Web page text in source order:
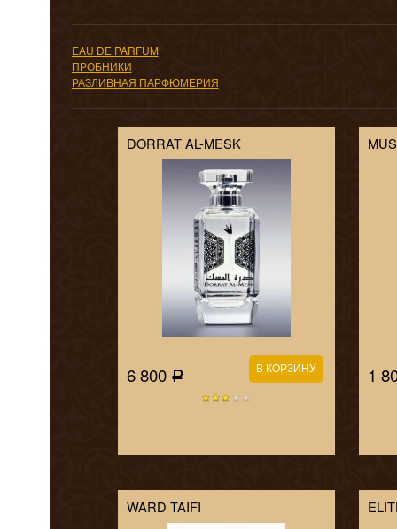
EAU DE PARFUM
ПРОБНИКИ
РАЗЛИВНАЯ ПАРФЮМЕРИЯ
DORRAT AL-MESK
6 800 Р 1
WARD TAIFI